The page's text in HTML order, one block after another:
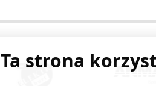
Ta strona